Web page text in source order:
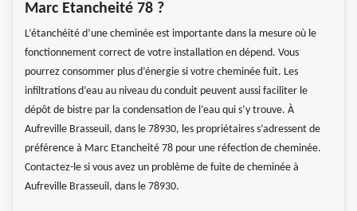
Marc Etancheité 78 ?
L’étanchéité d’une cheminée est importante dans la mesure où le
fonctionnement correct de votre installation en dépend. Vous
pourrez consommer plus d’énergie si votre cheminée fuit. Les
infiltrations d’eau au niveau du conduit peuvent aussi faciliter le
dépôt de bistre par la condensation de l’eau qui s’y trouve. À
Aufreville Brasseuil, dans le 78930, les propriétaires s’adressent de
préférence à Marc Etancheité 78 pour une réfection de cheminée.
Contactez-le si vous avez un problème de fuite de cheminée à
Aufreville Brasseuil, dans le 78930.